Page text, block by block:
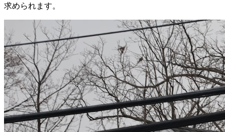
求められます。